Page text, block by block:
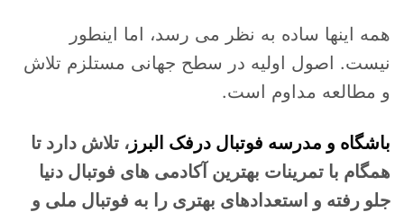
همه اینها ساده به نظر می رسد، اما اینطور
نیست. اصول اولیه در سطح جهانی مستلزم تلاش
و مطالعه مداوم است.
باشگاه و مدرسه فوتبال درفک البرز، تلاش دارد تا
همگام با تمرینات بهترین آکادمی های فوتبال دنیا
جلو رفته و استعدادهای بهتری را به فوتبال ملی و